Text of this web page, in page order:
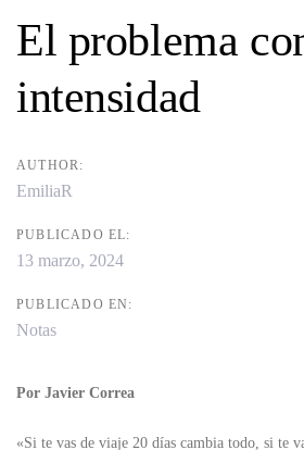
El problema
intensidad
AUTHOR:
EmiliaR
PUBLICADO EL:
13 marzo, 2024
PUBLICADO EN:
Notas
Por Javier Correa
«Si te vas de viaje 20 días cambia todo, si te
navigation